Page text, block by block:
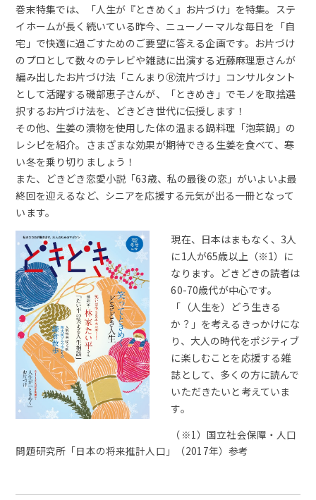
巻末特集では、「人生が『ときめく』お片づけ」を特集。ステ
イホームが長く続いている昨今、ニューノーマルな毎日を「自
宅」で快適に過ごすためのご要望に答える企画です。お片づけ
のプロとして数々のテレビや雑誌に出演する近藤麻理恵さんが
編み出したお片づけ法「こんまりⓇ流片づけ」コンサルタント
として活躍する磯部恵子さんが、「ときめき」でモノを取捨選
択するお片づけ法を、どきどき世代に伝授します！
その他、生姜の漬物を使用した体の温まる鍋料理「泡菜鍋」の
レシピを紹介。さまざまな効果が期待できる生姜を食べて、寒
い冬を乗り切りましょう！
また、どきどき恋愛小説「63歳、私の最後の恋」がいよいよ最
終回を迎えるなど、シニアを応援する元気が出る一冊となって
います。
現在、日本はまもなく、3人
に1人が65歳以上（※1）に
なります。どきどきの読者は
60-70歳代が中心です。
「（人生を）どう生きる
か？」を考えるきっかけにな
り、大人の時代をポジティブ
に楽しむことを応援する雑
誌として、多くの方に読んで
いただきたいと考えていま
す。
（※1）国立社会保障・人口
問題研究所「日本の将来推計人口」（2017年）参考